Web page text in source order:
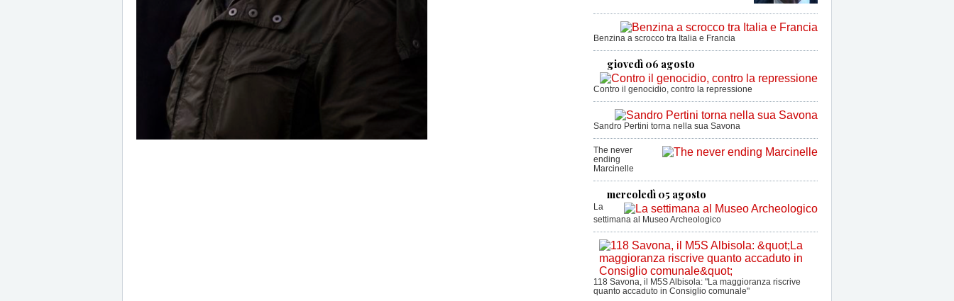
Benzina a scrocco tra Italia e Francia
giovedì 06 agosto
Contro il genocidio, contro la repressione
Sandro Pertini torna nella sua Savona
The never
ending
Marcinelle
mercoledì 05 agosto
La
settimana al Museo Archeologico
118 Savona, il M5S Albisola: "La maggioranza riscrive
quanto accaduto in Consiglio comunale"